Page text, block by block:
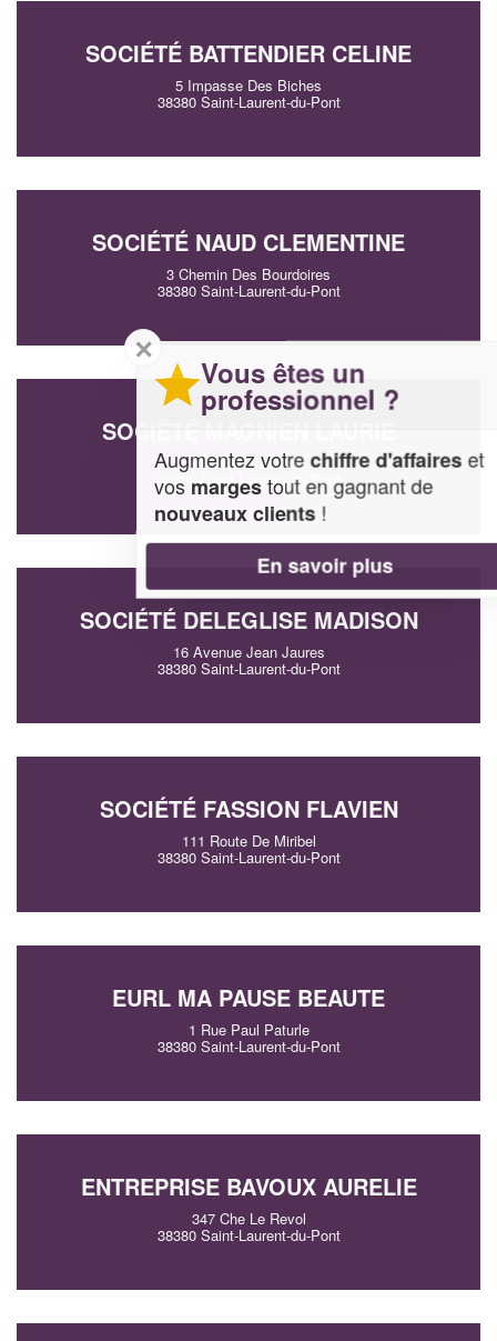
SOCIÉTÉ BATTENDIER CELINE
5 Impasse Des Biches
38380 Saint-Laurent-du-Pont
SOCIÉTÉ NAUD CLEMENTINE
3 Chemin Des Bourdoires
38380 Saint-Laurent-du-Pont
SOCIÉTÉ MAGNIEN LAURIE
4 Rue Pasteur
38380 Saint-Laurent-du-Pont
SOCIÉTÉ DELEGLISE MADISON
16 Avenue Jean Jaures
38380 Saint-Laurent-du-Pont
SOCIÉTÉ FASSION FLAVIEN
111 Route De Miribel
38380 Saint-Laurent-du-Pont
EURL MA PAUSE BEAUTE
1 Rue Paul Paturle
38380 Saint-Laurent-du-Pont
ENTREPRISE BAVOUX AURELIE
347 Che Le Revol
38380 Saint-Laurent-du-Pont
✕
Vous êtes un
professionnel ?
Augmentez votrechiffre d'affaireset
vosmargestout en gagnant de
nouveaux clients!
En savoir plus